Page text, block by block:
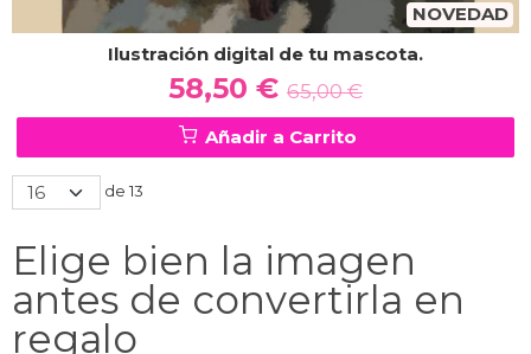
NOVEDAD
Ilustración digital de tu mascota.
58,50 € 65,00 €
Añadir a Carrito
de 13
Elige bien la imagen
antes de convertirla en
regalo